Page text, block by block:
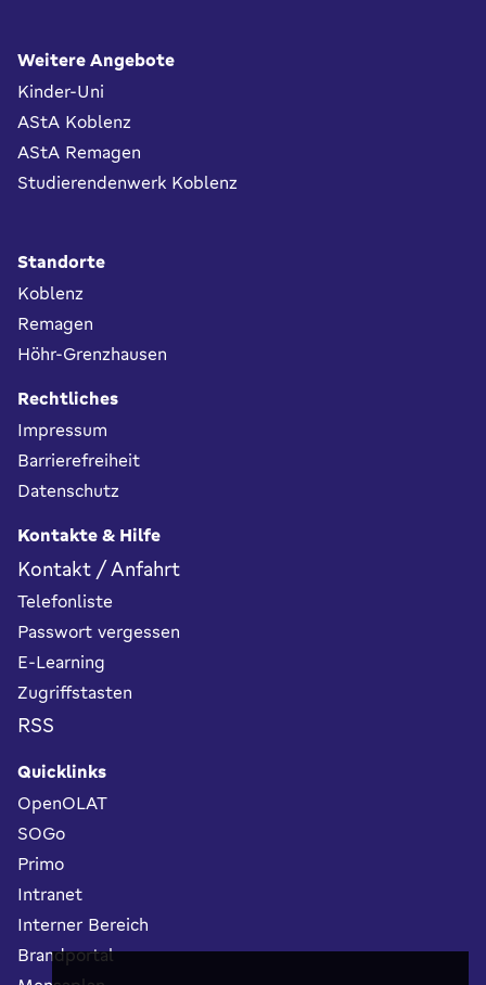
Fußbereich
Weitere Angebote
Kinder-Uni
AStA Koblenz
AStA Remagen
Studierendenwerk Koblenz
Standorte
Koblenz
Remagen
Höhr-Grenzhausen
Rechtliches
Impressum
Barrierefreiheit
Datenschutz
Kontakte & Hilfe
Kontakt / Anfahrt
Telefonliste
Passwort vergessen
E-Learning
Zugriffstasten
RSS
Quicklinks
OpenOLAT
SOGo
Primo
Intranet
Interner Bereich
Brandportal